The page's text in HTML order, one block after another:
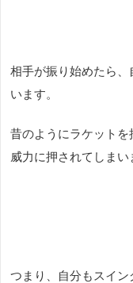
相手が振り始めたら
います。
昔のようにラケット
威力に押されてしまい
つまり、自分もスイ